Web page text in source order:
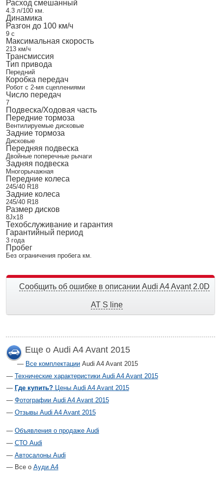
Расход смешанный
4.3 л/100 км.
Динамика
Разгон до 100 км/ч
9 с
Максимальная скорость
213 км/ч
Трансмиссия
Тип привода
Передний
Коробка передач
Робот с 2-мя сцеплениями
Число передач
7
Подвеска/Ходовая часть
Передние тормоза
Вентилируемые дисковые
Задние тормоза
Дисковые
Передняя подвеска
Двойные поперечные рычаги
Задняя подвеска
Многорычажная
Передние колеса
245/40 R18
Задние колеса
245/40 R18
Размер дисков
8Jx18
Техобслуживание и гарантия
Гарантийный период
3 года
Пробег
Без ограничения пробега км.
Сообщить об ошибке в описании Audi A4 Avant 2.0D
AT S line
Еще о Audi A4 Avant 2015
Все комплектации Audi A4 Avant 2015
Технические характеристики Audi A4 Avant 2015
Где купить?Цены Audi A4 Avant 2015
Фотографии Audi A4 Avant 2015
Отзывы Audi A4 Avant 2015
Объявления о продаже Audi
СТО Audi
Автосалоны Audi
Все о Ауди А4